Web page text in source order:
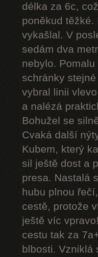
délka za 6c,
poněkud
vykašlal. V
sedám dva
nebylo.
schránky
vybral linii
a nalézá
Bohužel se
Cvaká další
Kubem, který
sil ještě dost a
presa. Nastalá
hubu plnou
cestě, protože
ještě víc
cestu tak za
blbosti. Vzniklá